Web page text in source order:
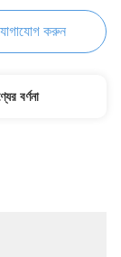
করুন
বর্ণনা